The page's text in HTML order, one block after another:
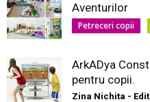
Aventurilor
Petreceri copii
ArkADya
pentru copii.
Zina Nichita -